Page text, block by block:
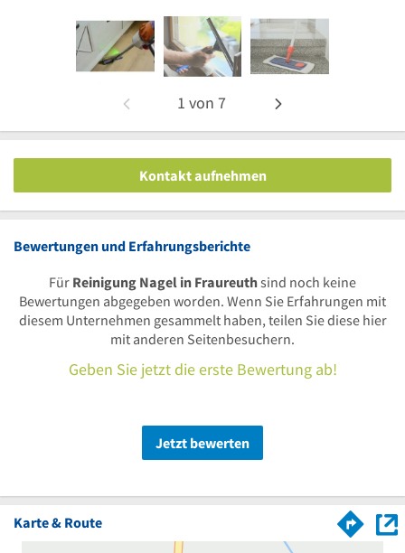
1 von 7
Kontakt aufnehmen
Bewertungen und Erfahrungsberichte
Für Reinigung Nagel in Fraureuthsind noch keine
Bewertungen abgegeben worden. Wenn Sie Erfahrungen mit
diesem Unternehmen gesammelt haben, teilen Sie diese hier
mit anderen Seitenbesuchern.
Geben Sie jetzt die erste Bewertung ab!
Jetzt bewerten
Karte & Route